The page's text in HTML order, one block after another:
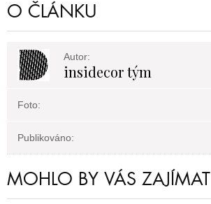
O ČLÁNKU
Autor:
insidecor tým
Foto:
Publikováno:
MOHLO BY VÁS ZAJÍMAT